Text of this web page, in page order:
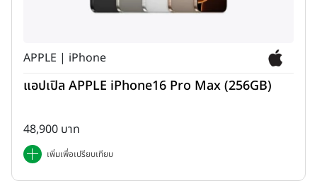
APPLE | iPhone
แอปเปิล APPLE iPhone16 Pro Max (256GB)
48,900 บาท
เพิ่มเพื่อเปรียบเทียบ